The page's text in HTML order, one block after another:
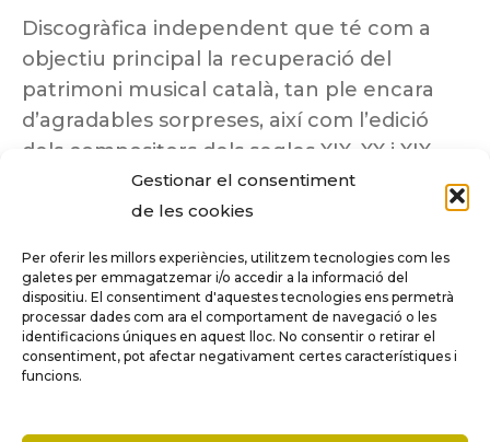
Gestionar el consentiment
de les cookies
Per oferir les millors experiències, utilitzem tecnologies com les
galetes per emmagatzemar i/o accedir a la informació del
dispositiu. El consentiment d'aquestes tecnologies ens permetrà
processar dades com ara el comportament de navegació o les
identificacions úniques en aquest lloc. No consentir o retirar el
consentiment, pot afectar negativament certes característiques i
funcions.
Discogràfica independent que té com a
objectiu principal la recuperació del
patrimoni musical català, tan ple encara
d’agradables sorpreses, així com l’edició
dels compositors dels segles XIX, XX i XIX
insuficientment coneguts.
Tots els drets reservats a ©Columna
Música.